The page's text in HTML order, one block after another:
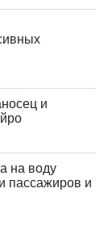
и
на воду
пассажиров и